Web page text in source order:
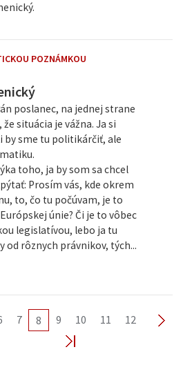
POZNÁMKOU
poslanec, na jednej strane
situácia je vážna. Ja si
by sme tu politikárčiť, ale
toho, ja by som sa chcel
Prosím vás, kde okrem
to, čo tu počúvam, je to
únie? Či je to vôbec
legislatívou, lebo ja tu
od rôznych právnikov, tých...
7 8 9 10 11 12